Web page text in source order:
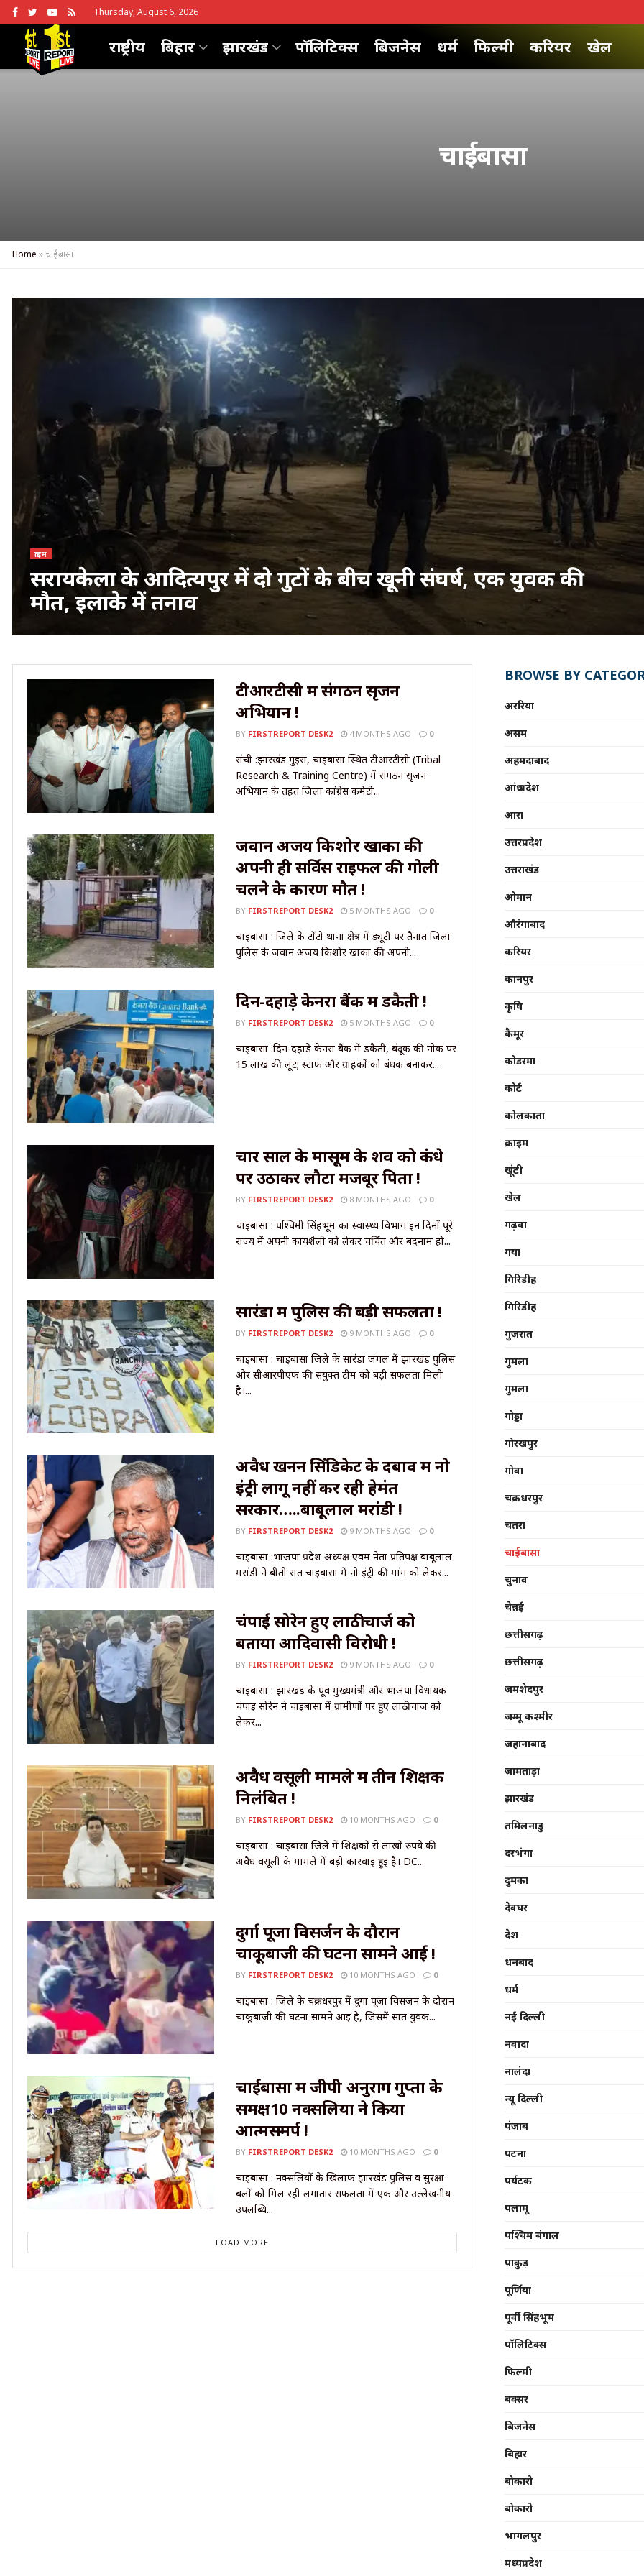
Thursday, August 6, 2026
राष्ट्रीय बिहार झारखंड पॉलिटिक्स बिजनेस धर्म फिल्मी करियर खेल
चाईबासा
Home »चाईबासा
क्राइम
सरायकेला के आदित्यपुर में दो गुटों के बीच खूनी संघर्ष, एक युवक की
मौत, इलाके में तनाव
टीआरटीसी में संगठन सृजन
अभियान !
BY FIRSTREPORT DESK2 4 MONTHS AGO 0
रांची :झारखंड गुईरा, चाईबासा स्थित टीआरटीसी (Tribal
Research & Training Centre) में संगठन सृजन
अभियान के तहत जिला कांग्रेस कमेटी...
जवान अजय किशोर खाका की
अपनी ही सर्विस राइफल की गोली
चलने के कारण मौत !
BY FIRSTREPORT DESK2 5 MONTHS AGO 0
चाईबासा : जिले के टोंटो थाना क्षेत्र में ड्यूटी पर तैनात जिला
पुलिस के जवान अजय किशोर खाका की अपनी...
दिन-दहाड़े केनरा बैंक में डकैती !
BY FIRSTREPORT DESK2 5 MONTHS AGO 0
चाईबासा :दिन-दहाड़े केनरा बैंक में डकैती, बंदूक की नोक पर
15 लाख की लूट; स्टाफ और ग्राहकों को बंधक बनाकर...
चार साल के मासूम के शव को कंधे
पर उठाकर लौटा मजबूर पिता !
BY FIRSTREPORT DESK2 8 MONTHS AGO 0
चाईबासा : पश्चिमी सिंहभूम का स्वास्थ्य विभाग इन दिनों पूरे
राज्य में अपनी कार्यशैली को लेकर चर्चित और बदनाम हो...
सारंडा में पुलिस की बड़ी सफलता !
BY FIRSTREPORT DESK2 9 MONTHS AGO 0
चाईबासा : चाईबासा जिले के सारंडा जंगल में झारखंड पुलिस
और सीआरपीएफ की संयुक्त टीम को बड़ी सफलता मिली
है।...
अवैध खनन सिंडिकेट के दबाव में नो
इंट्री लागू नहीं कर रही हेमंत
सरकार…..बाबूलाल मरांडी !
BY FIRSTREPORT DESK2 9 MONTHS AGO 0
चाईबासा :भाजपा प्रदेश अध्यक्ष एवम नेता प्रतिपक्ष बाबूलाल
मरांडी ने बीती रात चाईबासा में नो इंट्री की मांग को लेकर...
चंपाई सोरेन हुए लाठीचार्ज को
बताया आदिवासी विरोधी !
BY FIRSTREPORT DESK2 9 MONTHS AGO 0
चाईबासा : झारखंड के पूर्व मुख्यमंत्री और भाजपा विधायक
चंपाई सोरेन ने चाईबासा में ग्रामीणों पर हुए लाठीचार्ज को
लेकर...
अवैध वसूली मामले में तीन शिक्षक
निलंबित !
BY FIRSTREPORT DESK2 10 MONTHS AGO 0
चाईबासा : चाईबासा जिले में शिक्षकों से लाखों रुपये की
अवैध वसूली के मामले में बड़ी कार्रवाई हुई है। DC...
दुर्गा पूजा विसर्जन के दौरान
चाकूबाजी की घटना सामने आई !
BY FIRSTREPORT DESK2 10 MONTHS AGO 0
चाईबासा : जिले के चक्रधरपुर में दुर्गा पूजा विसर्जन के दौरान
चाकूबाजी की घटना सामने आई है, जिसमें सात युवक...
चाईबासा में जीपी अनुराग गुप्ता के
समक्ष10 नक्सलियों ने किया
आत्मसमर्प !
BY FIRSTREPORT DESK2 10 MONTHS AGO 0
चाईबासा : नक्सलियों के खिलाफ झारखंड पुलिस व सुरक्षा
बलों को मिल रही लगातार सफलता में एक और उल्लेखनीय
उपलब्धि...
LOAD MORE
BROWSE BY
अररिया
असम
अहमदाबाद
आंध्र प्रदेश
आरा
उत्तरप्रदेश
उत्तराखंड
ओमान
औरंगाबाद
करियर
कानपुर
कृषि
कैमूर
कोडरमा
कोर्ट
कोलकाता
क्राइम
खूंटी
खेल
गढ़वा
गया
गिरिडीह
गिरिडीह
गुजरात
गुमला
गुमला
गोड्डा
गोरखपुर
गोवा
चक्रधरपुर
चतरा
चाईबासा
चुनाव
चेन्नई
छत्तीसगढ़
छत्तीसगढ़
जमशेदपुर
जम्मू कश्मीर
जहानाबाद
जामताड़ा
झारखंड
तमिलनाडु
दरभंगा
दुमका
देवघर
देश
धनबाद
धर्म
नई दिल्ली
नवादा
नालंदा
न्यू दिल्ली
पंजाब
पटना
पर्यटक
पलामू
पश्चिम बंगाल
पाकुड़
पूर्णिया
पूर्वी सिंहभूम
पॉलिटिक्स
फिल्मी
बक्सर
बिजनेस
बिहार
बोकारो
बोकारो
भागलपुर
मध्यप्रदेश